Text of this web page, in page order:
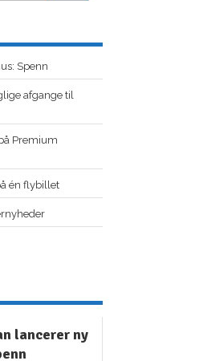
Spenn
afgange til
Premium
én flybillet
lancerer ny